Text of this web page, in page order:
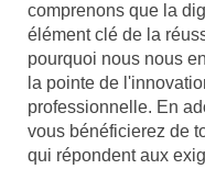
comprenons que la
élément clé de la
pourquoi nous nous
la pointe de
professionnelle. En
vous bénéficierez de
qui répondent aux